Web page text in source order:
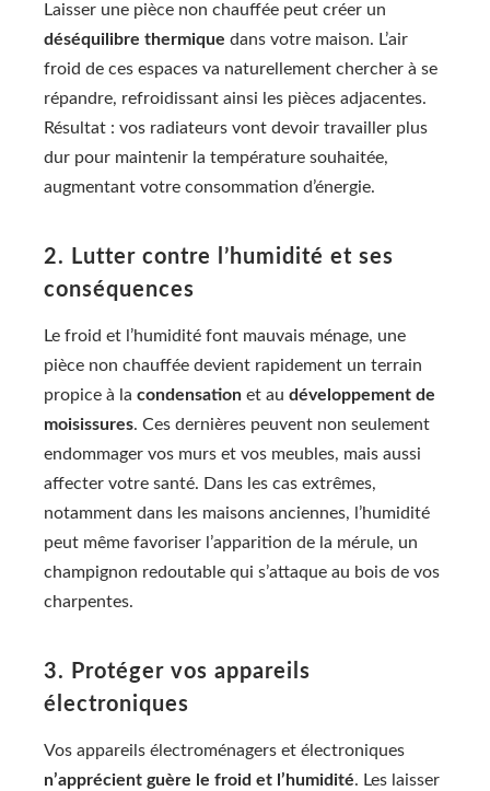
Laisser une pièce non chauffée peut créer un
déséquilibre thermique dans votre maison. L’air
froid de ces espaces va naturellement chercher à se
répandre, refroidissant ainsi les pièces adjacentes.
Résultat : vos radiateurs vont devoir travailler plus
dur pour maintenir la température souhaitée,
augmentant votre consommation d’énergie.
2. Lutter contre l’humidité et ses
conséquences
Le froid et l’humidité font mauvais ménage, une
pièce non chauffée devient rapidement un terrain
propice à la condensation et au développement de
moisissures. Ces dernières peuvent non seulement
endommager vos murs et vos meubles, mais aussi
affecter votre santé. Dans les cas extrêmes,
notamment dans les maisons anciennes, l’humidité
peut même favoriser l’apparition de la mérule, un
champignon redoutable qui s’attaque au bois de vos
charpentes.
3. Protéger vos appareils
électroniques
Vos appareils électroménagers et électroniques
n’apprécient guère le froid et l’humidité. Les laisser